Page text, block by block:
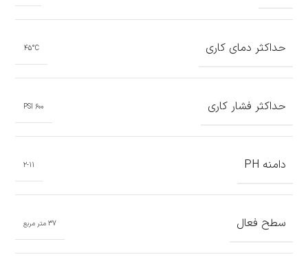
حداکثر دمای کاری 45°C
حداکثر فشار کاری 600 PSI
دامنه PH 2-11
سطح فعال 37 متر مربع